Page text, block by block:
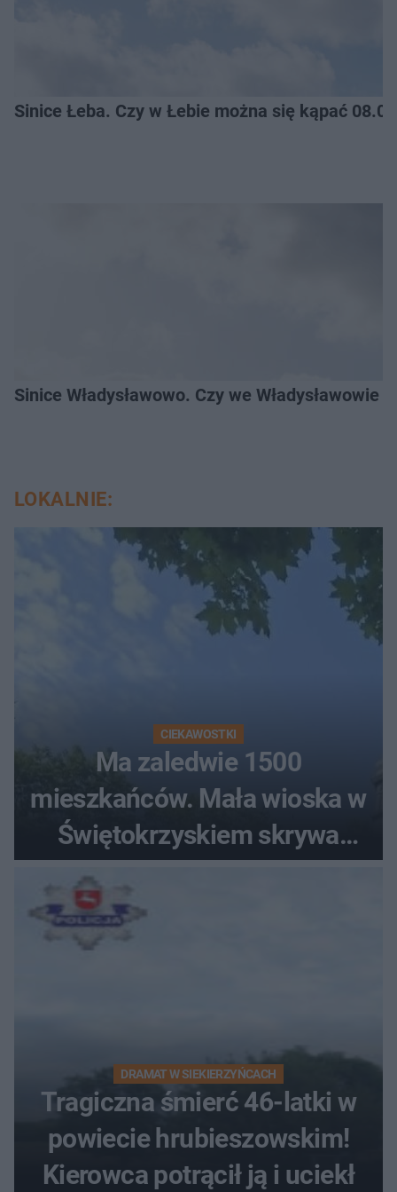
Sinice Łeba. Czy w Łebie można się kąpać
Sinice Władysławowo. Czy we
LOKALNIE:
CIEKAWOSTKI
Ma zaledwie 1500
mieszkańców. Mała wioska w
Świętokrzyskiem skrywa
zabytki, bywał tu nawet król
DRAMAT W SIEKIERZYŃCACH
Tragiczna śmierć 46-latki w
powiecie hrubieszowskim!
Kierowca potrącił ją i uciekł